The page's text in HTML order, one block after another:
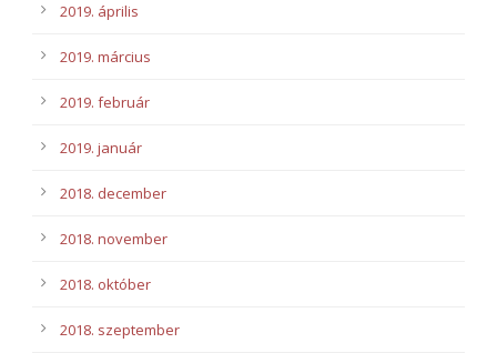
2019. április
2019. március
2019. február
2019. január
2018. december
2018. november
2018. október
2018. szeptember